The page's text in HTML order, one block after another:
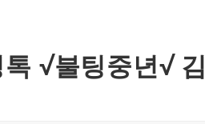
√불팅중년√